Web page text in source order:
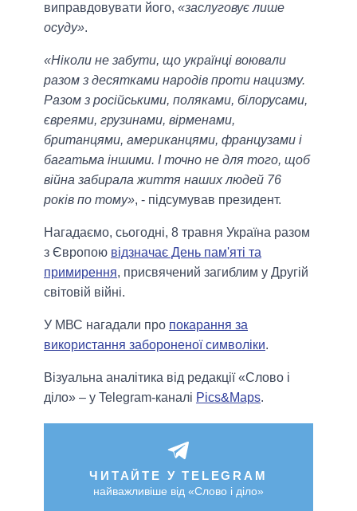
виправдовувати його, «заслуговує лише
осуду».
«Ніколи не забути, що українці воювали
разом з десятками народів проти нацизму.
Разом з російськими, поляками, білорусами,
євреями, грузинами, вірменами,
британцями, американцями, французами і
багатьма іншими. І точно не для того, щоб
війна забирала життя наших людей 76
років по тому», - підсумував президент.
Нагадаємо, сьогодні, 8 травня Україна разом
з Європою відзначає День пам'яті та
примирення, присвячений загиблим у Другій
світовій війні.
У МВС нагадали про покарання за
використання забороненої символіки.
Візуальна аналітика від редакції «Слово і
діло» – у Telegram-каналі Pics&Maps.
ЧИТАЙТЕ У TELEGRAM
найважливіше від «Слово і діло»